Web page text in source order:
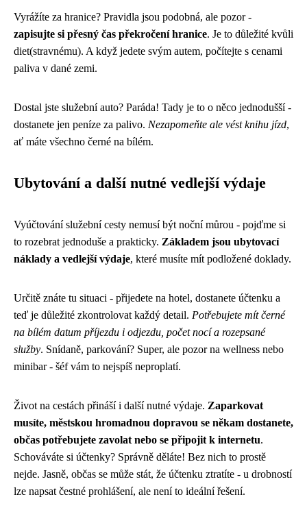
Vyrážíte za hranice? Pravidla jsou podobná, ale pozor -
zapisujte si přesný čas překročení hranice. Je to důležité kvůli
diet(stravnému). A když jedete svým autem, počítejte s cenami
paliva v dané zemi.
Dostal jste služební auto? Paráda! Tady je to o něco jednodušší -
dostanete jen peníze za palivo. Nezapomeňte ale vést knihu jízd,
ať máte všechno černé na bílém.
Ubytování a další nutné vedlejší výdaje
Vyúčtování služební cesty nemusí být noční můrou - pojďme si
to rozebrat jednoduše a prakticky. Základem jsou ubytovací
náklady a vedlejší výdaje, které musíte mít podložené doklady.
Určitě znáte tu situaci - přijedete na hotel, dostanete účtenku a
teď je důležité zkontrolovat každý detail. Potřebujete mít černé
na bílém datum příjezdu i odjezdu, počet nocí a rozepsané
služby. Snídaně, parkování? Super, ale pozor na wellness nebo
minibar - šéf vám to nejspíš neproplatí.
Život na cestách přináší i další nutné výdaje. Zaparkovat
musíte, městskou hromadnou dopravou se někam dostanete,
občas potřebujete zavolat nebo se připojit k internetu.
Schováváte si účtenky? Správně děláte! Bez nich to prostě
nejde. Jasně, občas se může stát, že účtenku ztratíte - u drobností
lze napsat čestné prohlášení, ale není to ideální řešení.